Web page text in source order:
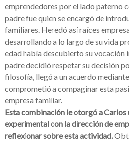
emprendedores por el lado paterno
padre fue quien se encargó de
familiares. Heredó así raíces
desarrollando a lo largo de su vida
edad había descubierto su vocación
padre decidió respetar su decisión
filosofía, llegó a un acuerdo
comprometió a compaginar esta
empresa familiar.
Esta combinación le otorgó a Carlos
experimental con la dirección de
reflexionar sobre esta actividad.